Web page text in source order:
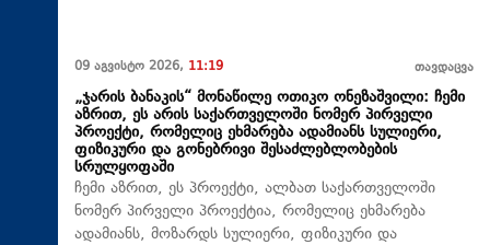
09 აგვისტო 2026, 11:19 თავდაცვა
„ჯარის ბანაკის“ მონაწილე ოთიკო ონეზაშვილი: ჩემი
აზრით, ეს არის საქართველოში ნომერ პირველი
პროექტი, რომელიც ეხმარება ადამიანს სულიერი,
ფიზიკური და გონებრივი შესაძლებლობების
სრულყოფაში
ჩემი აზრით, ეს პროექტი, ალბათ საქართველოში
ნომერ პირველი პროექტია, რომელიც ეხმარება
ადამიანს, მოზარდს სულიერი, ფიზიკური და